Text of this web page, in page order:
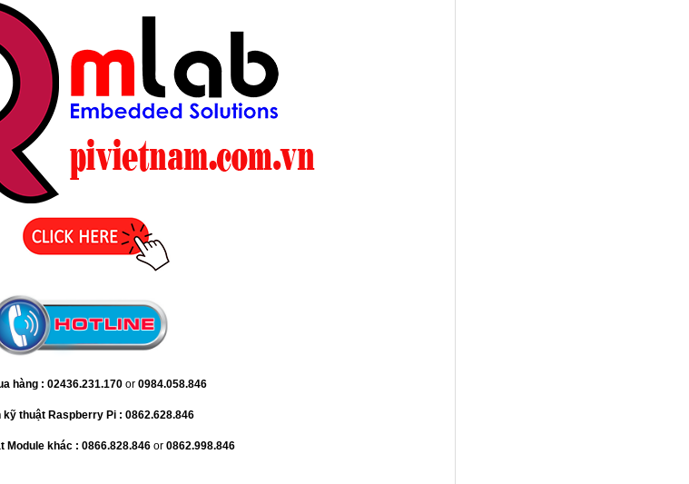
hàng : 02436.231.170 or 0984.058.846
kỹ thuật Raspberry Pi : 0862.628.846
Module khác : 0866.828.846 or 0862.998.846